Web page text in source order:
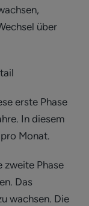
über
erste Phase
In diesem
Monat.
zweite Phase
Das
wachsen. Die